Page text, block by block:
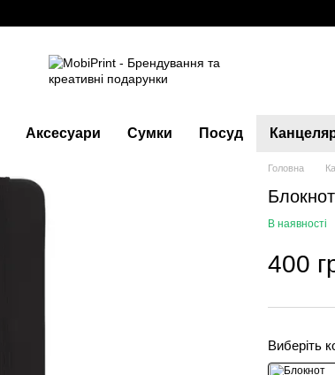
Аксесуари Сумки Посуд
Головна
В наявності
400
Виберіть